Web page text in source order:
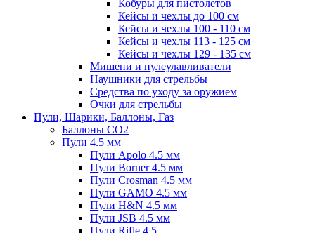
Кобуры для пистолетов
Кейсы и чехлы до 100 см
Кейсы и чехлы 100 - 110 см
Кейсы и чехлы 113 - 125 см
Кейсы и чехлы 129 - 135 см
Мишени и пулеулавливатели
Наушники для стрельбы
Средства по уходу за оружием
Очки для стрельбы
Пули, Шарики, Баллоны, Газ
Баллоны CO2
Пули 4.5 мм
Пули Apolo 4.5 мм
Пули Borner 4.5 мм
Пули Crosman 4.5 мм
Пули GAMO 4.5 мм
Пули H&N 4.5 мм
Пули JSB 4.5 мм
Пули Rifle 4.5